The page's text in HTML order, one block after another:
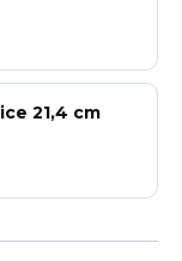
21,4 cm